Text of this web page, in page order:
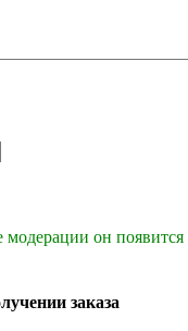
он появится
заказа